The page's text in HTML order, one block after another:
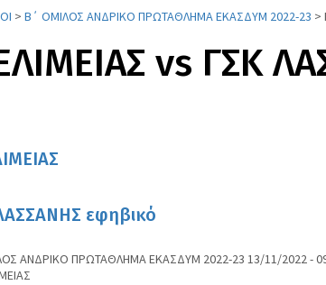
> Β΄ ΟΜΙΛΟΣ ΑΝΔΡΙΚΟ ΠΡΩΤΑΘΛΗΜΑ ΕΚΑΣΔΥΜ 2022-23 >
vs ΓΣΚ
εφηβικό
ΑΝΔΡΙΚΟ ΠΡΩΤΑΘΛΗΜΑ ΕΚΑΣΔΥΜ 2022-23 13/11/2022 -